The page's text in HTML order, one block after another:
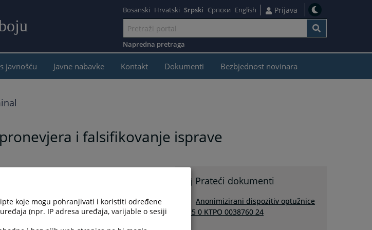
sadržaj
Bosanski Hrvatski Srpski Српски English Prijava
Napredna pretraga
javnošću Javne nabavke Kontakt Dokumenti Bezbjednost novinara
i falsifikovanje isprave
nevinosti. Svako se smatra nevinim dok se
podiglo je optužnicu protiv
Prateći dokumenti
Anonimizirani dispozitiv optužnice
T15 0 KTPO 0038760 24
koje mogu pohranjivati i koristiti određene
(npr. IP adresa uređaja, varijable o sesiji